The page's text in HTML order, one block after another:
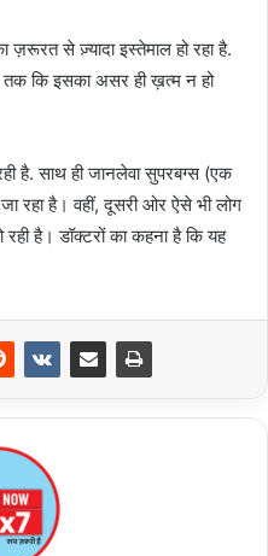
ज़रूरत से ज़्यादा इस्तेमाल हो रहा है.
तक कि इसका असर ही ख़त्म न हो
है. साथ ही जानलेवा सुपरबग्स (एक
रहा है। वहीं, दूसरी ओर ऐसे भी लोग
है। डॉक्टरों का कहना है कि यह